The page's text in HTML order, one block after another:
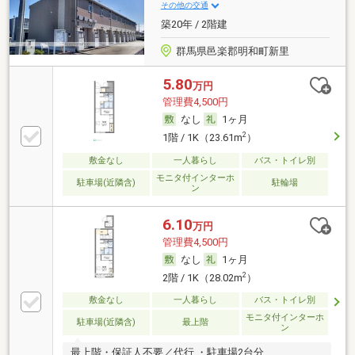
その他の交通
築20年 / 2階建
群馬県邑楽郡明和町新里
5.80万円
管理費4,500円
なし
1ヶ月
1階 / 1K（23.61m2）
敷金なし 一人暮らし バス・トイレ別
駐車場(近隣含)
モニタ付インターホ
ン
駐輪場
6.10万円
管理費4,500円
なし
1ヶ月
2階 / 1K（28.02m2）
敷金なし 一人暮らし バス・トイレ別
駐車場(近隣含) 最上階
モニタ付インターホ
ン
最上階・保証人不要／代行 ・駐車場2台分